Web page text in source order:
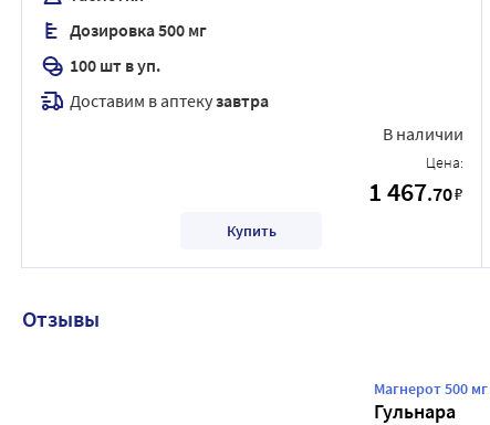
Дозировка 500 мг
100 шт в уп.
Доставим в аптекузавтра
В наличии
Цена:
1 467.70₽
Купить
Отзывы
Магнерот 500
Гульнара